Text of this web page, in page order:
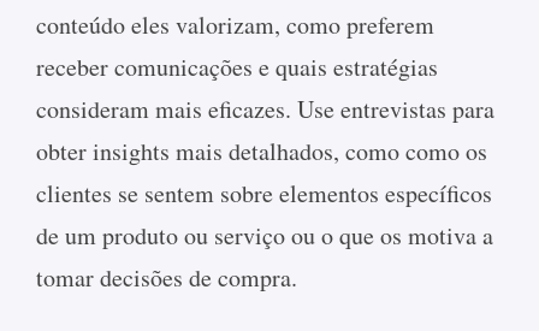
conteúdo eles valorizam, como preferem
receber comunicações e quais estratégias
consideram mais eficazes. Use entrevistas para
obter insights mais detalhados, como como os
clientes se sentem sobre elementos específicos
de um produto ou serviço ou o que os motiva a
tomar decisões de compra.